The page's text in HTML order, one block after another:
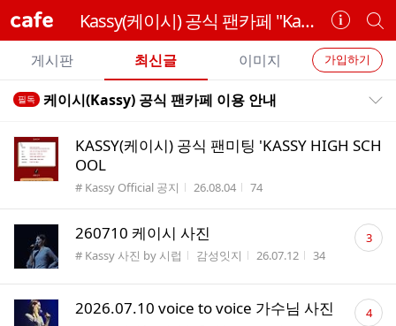
cafe Kassy(케이시) 공식 팬카페 "Kassyrup"
카
페
정
보
개
별
카
페
검
AUG
8
n
e
w
RANKING
266
내
스
응
원
하
카
페
가입하기
게시판 최신글 이미지
전필독 케이시(Kassy) 공식 팬카페 이용 안내
KASSY(케이시) 공식 팬미팅 'KASSY HIGH SCH
OOL
게시판명
# Kassy Official 공지 작성시간
26.08.04 조회수
74
260710 케이시 사진
게시판명
# Kassy 사진 by 시럽 작성자
감성잇지 작성시간
26.07.12 조회수
34
댓
글 3
2026.07.10 voice to voice 가수님 사진
댓
글 4